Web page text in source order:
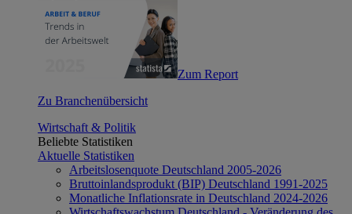
Zum Report
Zu Branchenübersicht
Wirtschaft & Politik
Beliebte Statistiken
Aktuelle Statistiken
Arbeitslosenquote Deutschland 2005-2026
Bruttoinlandsprodukt (BIP) Deutschland 1991-2025
Monatliche Inflationsrate in Deutschland 2024-2026